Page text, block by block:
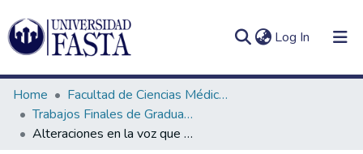
Log In (current)
Home
Facultad de Ciencias Médicas
Trabajos Finales de Graduación de Licenciatura en Fonoaudiología
Alteraciones en la voz que reconocen los docentes del Nivel Superior por la implementación del teletrabajo y estrategias implementadas para el cuidado de la voz